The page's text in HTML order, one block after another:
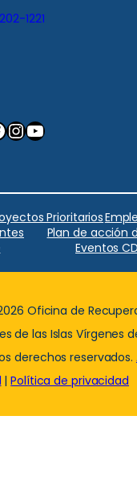
1221
InstagramYouTube
Prioritarios
Plan de acción
Eventos
Oficina de
de las Islas Vírgenes
derechos reservados.
|Política de privacidad